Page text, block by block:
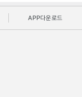
APP다운로드